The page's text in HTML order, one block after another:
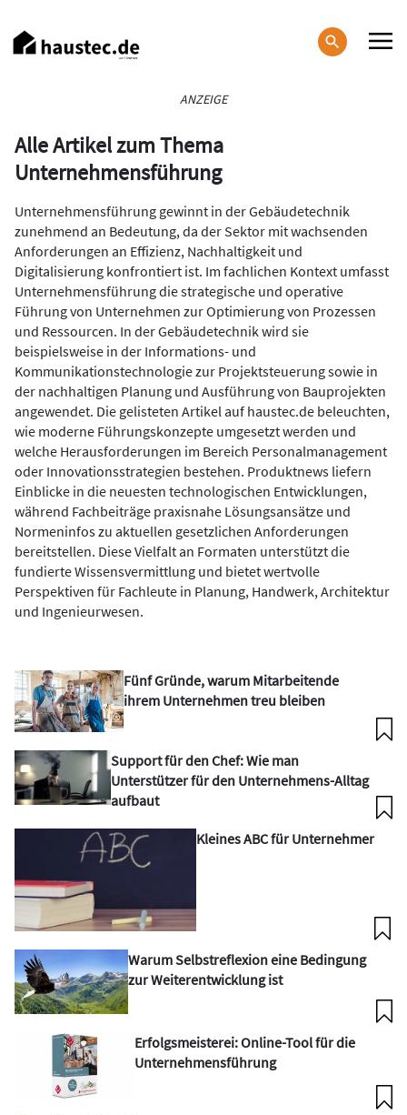
zum
Inhalt
ANZEIGE
Alle Artikel zum Thema
Unternehmensführung
Unternehmensführung gewinnt in der Gebäudetechnik
zunehmend an Bedeutung, da der Sektor mit wachsenden
Anforderungen an Effizienz, Nachhaltigkeit und
Digitalisierung konfrontiert ist. Im fachlichen Kontext umfasst
Unternehmensführung die strategische und operative
Führung von Unternehmen zur Optimierung von Prozessen
und Ressourcen. In der Gebäudetechnik wird sie
beispielsweise in der Informations- und
Kommunikationstechnologie zur Projektsteuerung sowie in
der nachhaltigen Planung und Ausführung von Bauprojekten
angewendet. Die gelisteten Artikel auf haustec.de beleuchten,
wie moderne Führungskonzepte umgesetzt werden und
welche Herausforderungen im Bereich Personalmanagement
oder Innovationsstrategien bestehen. Produktnews liefern
Einblicke in die neuesten technologischen Entwicklungen,
während Fachbeiträge praxisnahe Lösungsansätze und
Normeninfos zu aktuellen gesetzlichen Anforderungen
bereitstellen. Diese Vielfalt an Formaten unterstützt die
fundierte Wissensvermittlung und bietet wertvolle
Perspektiven für Fachleute in Planung, Handwerk, Architektur
und Ingenieurwesen.
Fünf Gründe, warum Mitarbeitende
ihrem Unternehmen treu bleiben
Support für den Chef: Wie man
Unterstützer für den Unternehmens-Alltag
aufbaut
Kleines ABC für Unternehmer
Warum Selbstreflexion eine Bedingung
zur Weiterentwicklung ist
Erfolgsmeisterei: Online-Tool für die
Unternehmensführung